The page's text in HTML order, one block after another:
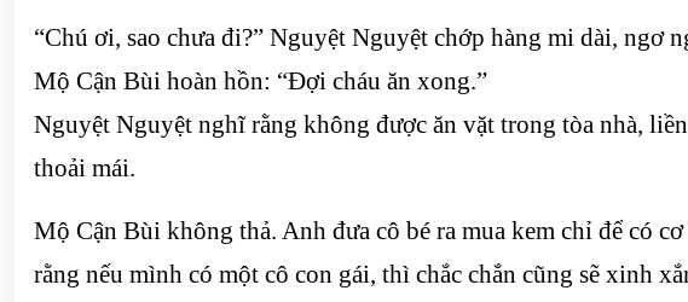
“Chú ơi, sao chưa đi?” Nguyệt Nguyệt chớp hàng mi dài, ngơ
Mộ Cận Bùi hoàn hồn: “Đợi cháu ăn xong.”
Nguyệt Nguyệt nghĩ rằng không được ăn vặt trong tòa nhà,
thoải mái.
Mộ Cận Bùi không thả. Anh đưa cô bé ra mua kem chỉ để có
rằng nếu mình có một cô con gái, thì chắc chắn cũng sẽ xinh